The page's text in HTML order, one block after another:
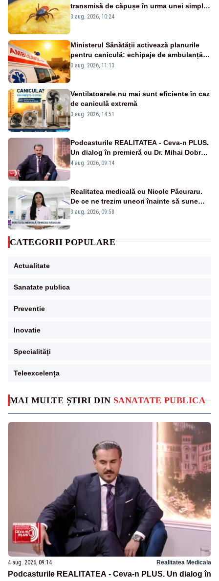
MAI MULTE ȘTIRI DIN SANATATE PUBLICA
4 aug. 2026, 09:14 Realitatea Medicala
Podcasturile REALITATEA - Ceva-n PLUS. Un dialog în
transmisă de căpușe în urma unei simple
vacanțe
3 aug. 2026, 10:24
Ministerul Sănătății activează planurile
pentru caniculă: echipaje de ambulanță
suplimentate, stocuri de medicamente
3 aug. 2026, 11:13
Ventilatoarele nu mai sunt eficiente în caz
de caniculă extremă
3 aug. 2026, 14:51
Podcasturile REALITATEA - Ceva-n PLUS.
Un dialog în premieră cu Dr. Mihai Dobra –
VIDEO
4 aug. 2026, 09:14
Realitatea medicală cu Nicole Păcuraru.
De ce ne trezim uneori înainte să sune
alarma?
3 aug. 2026, 09:58
CATEGORII POPULARE
Actualitate
Sanatate publica
Preventie
Inovatie
Specialități
Teleexcelența